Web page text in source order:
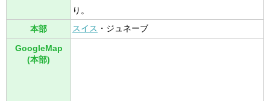
り。
本部 スイス ・ジュネーブ
GoogleMap
(本部)